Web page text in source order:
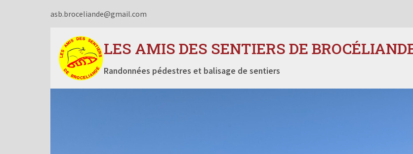
asb.broceliande@gmail.com
LES AMIS DES SENTIERS DE
Randonnées pédestres et balisage de sentiers